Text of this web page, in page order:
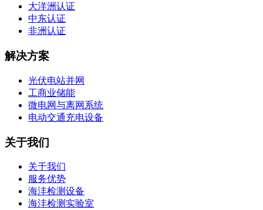
大洋洲认证
中东认证
非洲认证
解决方案
光伏电站并网
工商业储能
微电网与离网系统
电动交通充电设备
关于我们
关于我们
服务优势
海沣检测设备
海沣检测实验室